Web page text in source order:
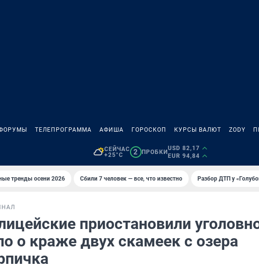
ТЕЛЕПРОГРАММА АФИША ГОРОСКОП КУРСЫ ВАЛЮТ ZODY
СЕЙЧАС
+25°C
2 ПРОБКИ
USD 82,17
EUR 94,84
тренды осени 2026 Сбили 7 человек — все, что известно Разбор ДТП у
приостановили
о краже двух скамеек с озера